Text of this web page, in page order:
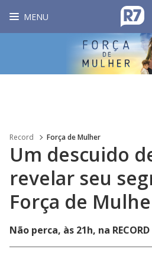
MENU
Record Força de Mulher
Um descuido
revelar seu
Força de
Não perca, às 21h, na RECORD